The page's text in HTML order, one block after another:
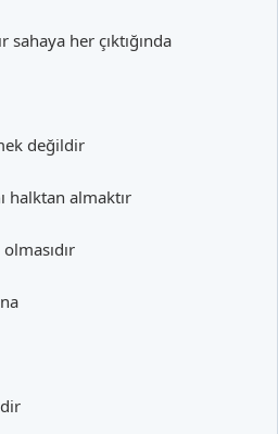
her çıktığında
değildir
halktan almaktır